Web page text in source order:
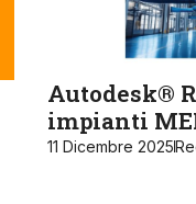
Autodesk®
impianti
11 Dicembre 2025